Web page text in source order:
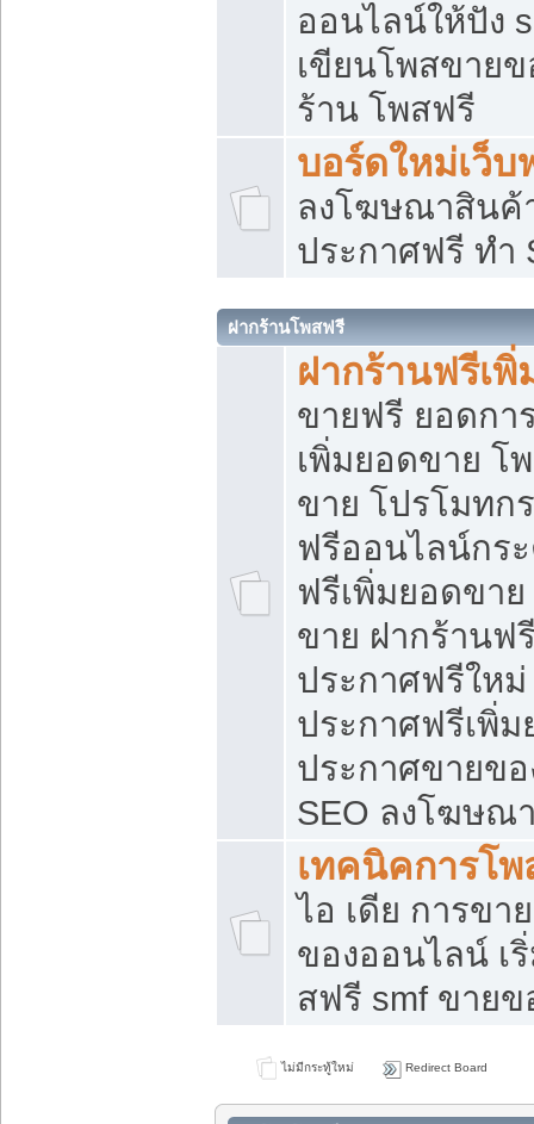
ออนไลน์ให้ปัง
เขียนโพสขาย
ร้าน โพสฟรี
บอร์ดใหม่เว็บ
ลงโฆษณาสิน
ประกาศฟรี ทำ
ฝากร้านโพสฟรี
ฝากร้านฟรีเ
ขายฟรี ยอดกา
เพิ่มยอดขาย โ
ขาย โปรโมทก
ฟรีออนไลน์กร
ฟรีเพิ่มยอดขา
ขาย ฝากร้านฟ
ประกาศฟรีใหม่
ประกาศฟรีเพิ่
ประกาศขายข
SEO ลงโฆษณ
เทคนิคการโ
ไอ เดีย การขา
ของออนไลน์ เ
สฟรี smf ขาย
ไม่มีกระทู้ใหม่ Redirect Board